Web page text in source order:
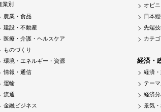
業別
農業・食品
建設・不動産
医療・介護・ヘルスケア
ものづくり
環境・エネルギー・資源
情報・通信
運輸
流通
金融ビジネス
オピ
日本
先端
カテ
経済・
経済
テーマ
経済
景気